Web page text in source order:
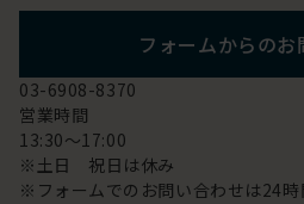
フォームからのお
03-6908-8370
営業時間
13:30～17:00
※土日 祝日は休み
※フォームでのお問い合わせは24時